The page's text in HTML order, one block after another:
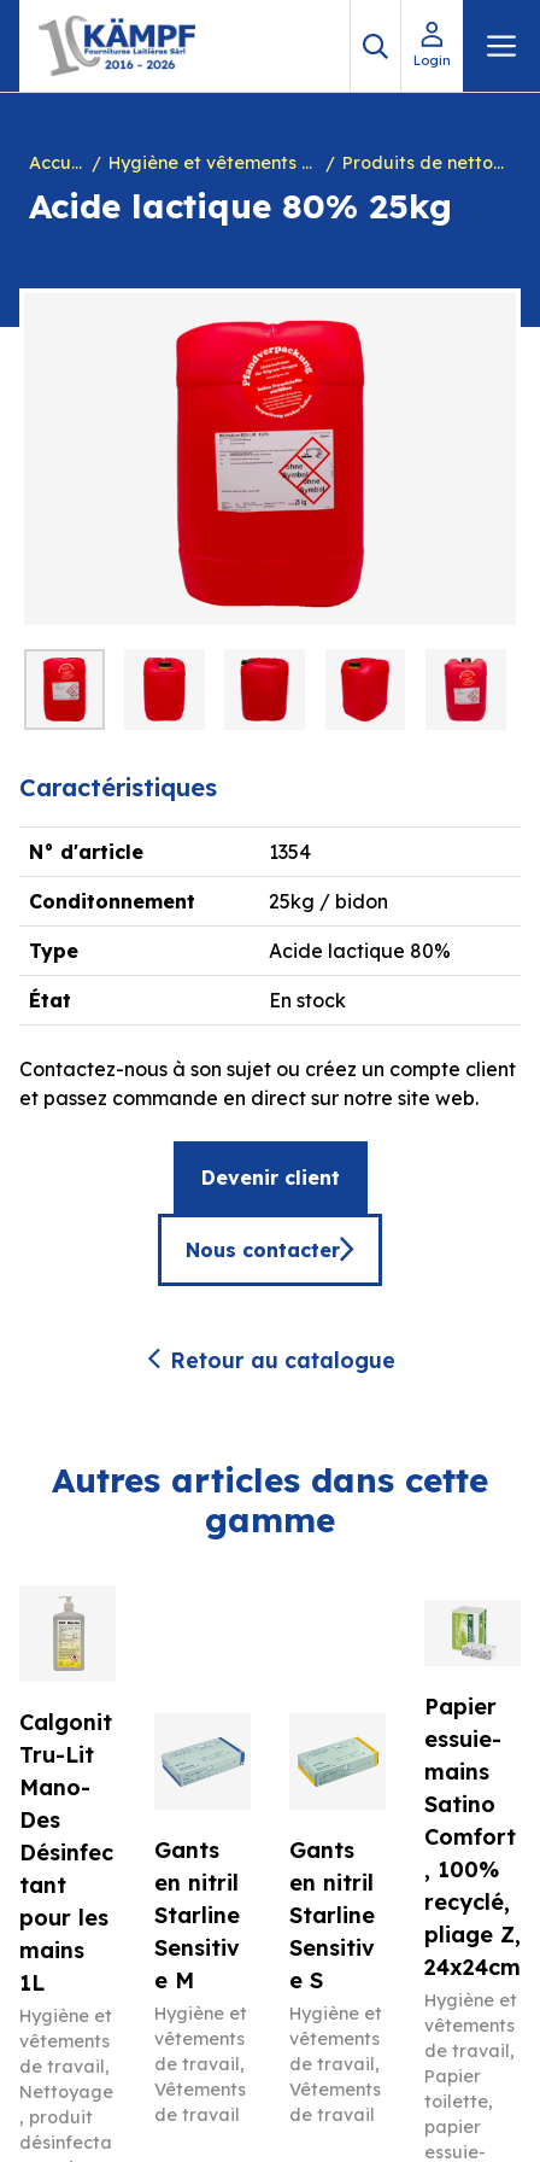
contenu
Login
Accueil Hygiène et vêtements de travail Produits de nettoyage
Acide lactique 80% 25kg
Caractéristiques
N° d'article 1354
Conditonnement 25kg / bidon
Type Acide lactique 80%
État En stock
Contactez-nous à son sujet ou créez un compte client
et passez commande en direct sur notre site web.
Devenir client
Nous contacter
Retour au catalogue
Autres articles dans cette
gamme
Calgonit
Tru-Lit
Mano-
Des
Désinfec
tant
pour les
mains
1L
Hygiène et
vêtements
de travail,
Nettoyage
, produit
désinfecta
Gants
en nitril
Starline
Sensitiv
e M
Hygiène et
vêtements
de travail,
Vêtements
de travail
Gants
en nitril
Starline
Sensitiv
e S
Hygiène et
vêtements
de travail,
Vêtements
de travail
Papier
essuie-
mains
Satino
Comfort
, 100%
recyclé,
pliage Z,
24x24cm
Hygiène et
vêtements
de travail ,
Papier
toilette,
papier
essuie-